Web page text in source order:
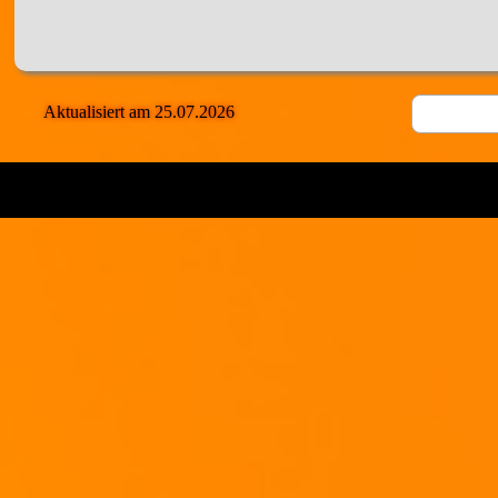
Je länger, desto besser!
Aktualisiert am 25.07.2026